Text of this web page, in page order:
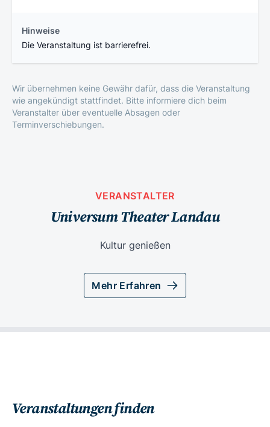
Hinweise
Die Veranstaltung ist barrierefrei.
Wir übernehmen keine Gewähr dafür, dass die Veranstaltung
wie angekündigt stattfindet. Bitte informiere dich beim
Veranstalter über eventuelle Absagen oder
Terminverschiebungen.
VERANSTALTER
Universum Theater Landau
Kultur genießen
Mehr Erfahren
Veranstaltungen finden